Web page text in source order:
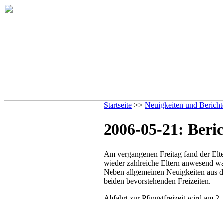
Startseite >> Neuigkeiten und
2006-05-21:
Am vergangenen Freitag fand der
wieder zahlreiche Eltern anwesend
Neben allgemeinen Neuigkeiten aus
beiden bevorstehenden Freizeiten.